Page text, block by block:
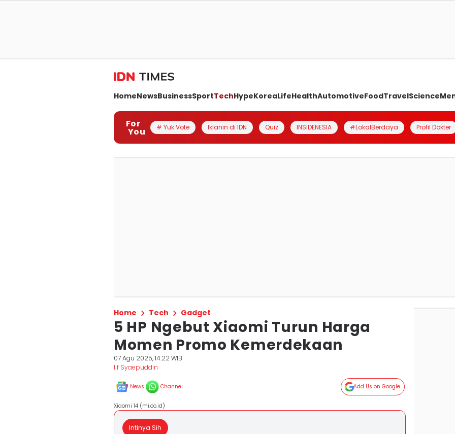
HomeNewsBusinessSportTechHypeKoreaLifeHealthAutomotiveFoodTravelScience
For
You # Yuk Vote Iklanin di IDN Quiz INSIDENESIA #LokalBerdaya Profil Dokter
Home Tech Gadget
5 HP Ngebut Xiaomi Turun Harga
Momen Promo Kemerdekaan
07 Agu 2025, 14:22 WIB
Iif Syaepuddin
News Channel Add Us on Google
Xiaomi 14 (mi.co.id)
Intinya Sih